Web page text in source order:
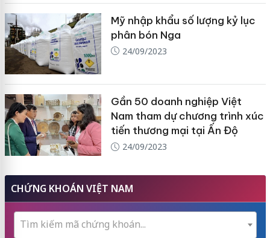
Mỹ nhập khẩu số lượng kỷ lục
phân bón Nga
24/09/2023
Gần 50 doanh nghiệp Việt
Nam tham dự chương trình xúc
tiến thương mại tại Ấn Độ
24/09/2023
CHỨNG KHOÁN VIỆT NAM
Tìm kiếm mã chứng khoán...